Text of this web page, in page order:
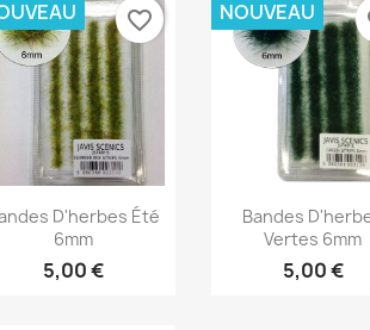
Aperçu rapide
D'herbes Été
6mm
5,00 €
favorite_border
Aperçu
Bandes
Vertes 6mm
5,00 €
NOUVEAU